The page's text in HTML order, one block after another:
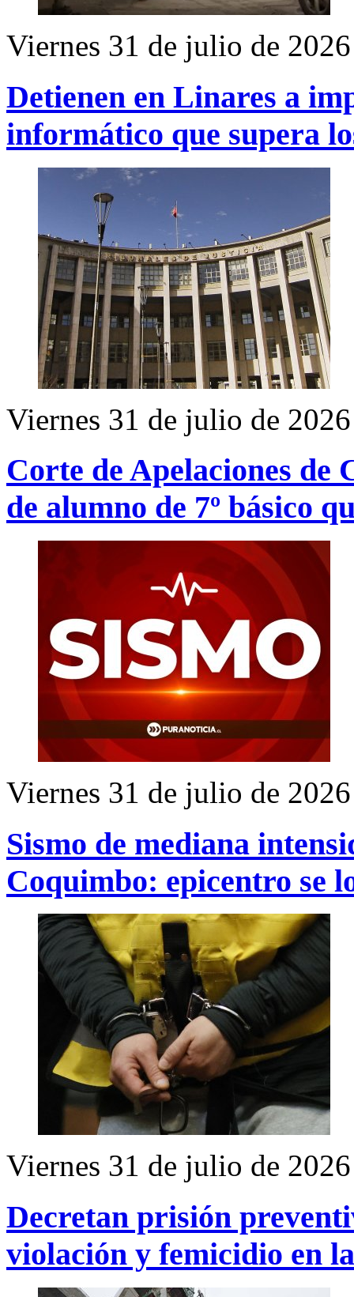
Viernes 31 de julio de 2026
Detienen en Linares a
informático que supera
Viernes 31 de julio de 2026
Corte de Apelaciones de
de alumno de 7º básico
Viernes 31 de julio de 2026
Sismo de mediana
Coquimbo: epicentro se
Viernes 31 de julio de 2026
Decretan prisión
violación y femicidio en